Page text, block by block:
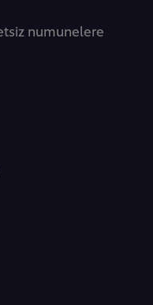
numunelere